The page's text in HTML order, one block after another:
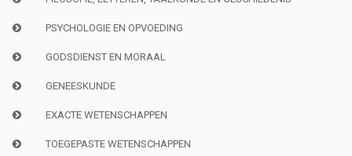
PSYCHOLOGIE EN OPVOEDING
GODSDIENST EN MORAAL
GENEESKUNDE
EXACTE WETENSCHAPPEN
TOEGEPASTE WETENSCHAPPEN